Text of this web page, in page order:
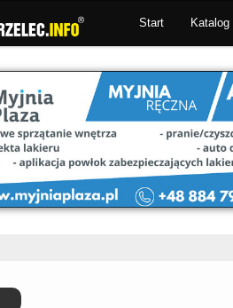
Start Katalog